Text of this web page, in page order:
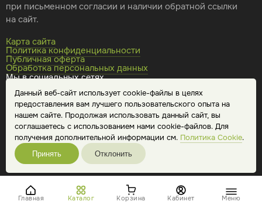
Данный веб-сайт использует cookie-файлы в целях
предоставления вам лучшего пользовательского опыта на
нашем сайте. Продолжая использовать данный сайт, вы
соглашаетесь с использованием нами cookie-файлов. Для
получения дополнительной информации см. Политика Cookie.
Принять Отклонить
Главная Каталог Корзина Кабинет Меню
при письменном согласии и наличии обратной ссылки
на сайт.
Карта сайта
Политика конфиденциальности
Публичная оферта
Обработка персональных данных
Мы в социальных сетях